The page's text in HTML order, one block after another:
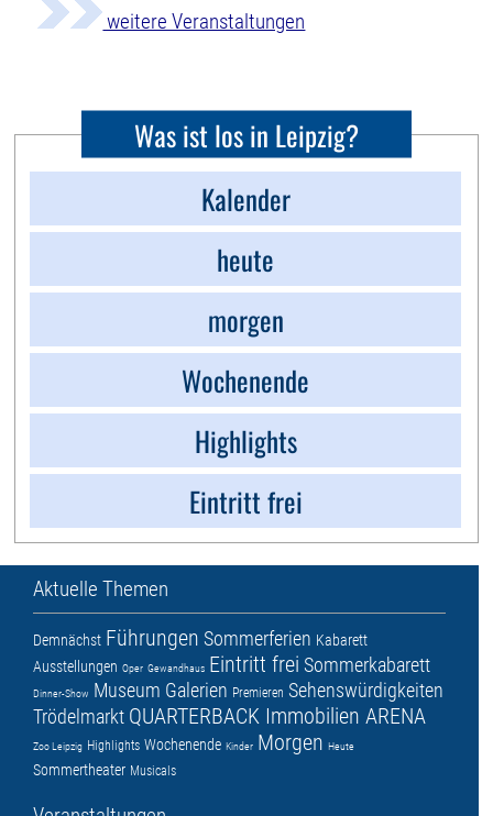
weitere Veranstaltungen
Was ist los in Leipzig?
Kalender
heute
morgen
Wochenende
Highlights
Eintritt frei
Aktuelle Themen
Demnächst Führungen Sommerferien Kabarett
Ausstellungen Oper Gewandhaus Eintritt frei Sommerkabarett
Dinner-Show Museum Galerien Premieren Sehenswürdigkeiten
Trödelmarkt QUARTERBACK Immobilien ARENA
Zoo Leipzig Highlights Wochenende Kinder Morgen Heute
Sommertheater Musicals